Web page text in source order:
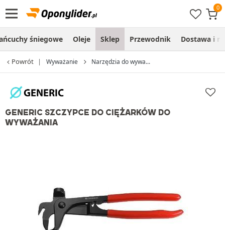
śniegowe Oleje Sklep Przewodnik Dostawa i
Powrót Wyważanie Narzędzia do wywa...
GENERIC SZCZYPCE DO CIĘŻARKÓW DO
WYWAŻANIA